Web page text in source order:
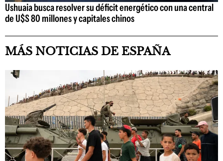
Ushuaia busca resolver su déficit energético con una central
de U$S 80 millones y capitales chinos
MÁS NOTICIAS DE ESPAÑA